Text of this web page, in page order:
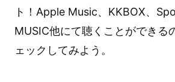
ト！Apple Music、KKBOX、
MUSIC他にて聴くことができる
ェックしてみよう。